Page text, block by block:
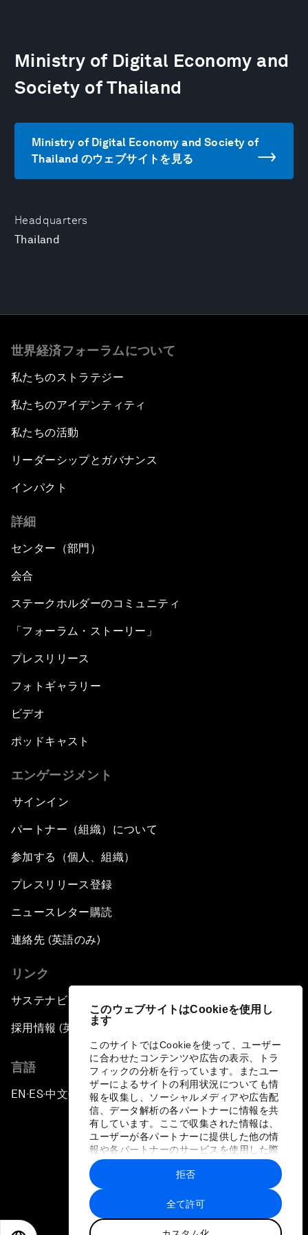
このウェブサイトはCookieを使用し
ます
このサイトではCookieを使って、ユーザー
に合わせたコンテンツや広告の表示、トラ
フィックの分析を行っています。またユー
ザーによるサイトの利用状況についても情
報を収集し、ソーシャルメディアや広告配
信、データ解析の各パートナーに情報を共
有しています。ここで収集された情報は、
ユーザーが各パートナーに提供した他の情
報や各パートナーのサービスを使用した際
に収集された情報と組み合わされ、各パー
トナーによって使用されることがありま
す。
全て許可
拒否
Headquarters
Thailand
Ministry of Digital Economy and
Society of Thailand
Ministry of Digital Economy and Society of
Thailand のウェブサイトを見る
世界経済フォーラムについて
私たちのストラテジー
私たちのアイデンティティ
私たちの活動
リーダーシップとガバナンス
インパクト
詳細
センター（部門）
会合
ステークホルダーのコミュニティ
「フォーラム・ストーリー」
プレスリリース
フォトギャラリー
ビデオ
ポッドキャスト
エンゲージメント
サインイン
パートナー（組織）について
参加する（個人、組織）
プレスリリース登録
ニュースレター購読
連絡先 (英語のみ)
リンク
サステナビリティへの取り組み
採用情報 (英語のみ)
言語
EN ▪ES▪中文▪ 日本語
プライバシーポリシーと利用規約
サイトマップ